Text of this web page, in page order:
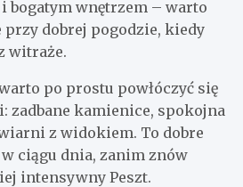
bogatym wnętrzem – warto
przy dobrej pogodzie, kiedy
witraże.
po prostu powłóczyć się
zadbane kamienice, spokojna
z widokiem. To dobre
ciągu dnia, zanim znów
intensywny Peszt.